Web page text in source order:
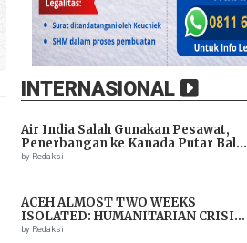
INTERNASIONAL
Air India Salah Gunakan Pesawat,
Penerbangan ke Kanada Putar Balik
Setelah 9 Jam di Udara
by Redaksi
ACEH ALMOST TWO WEEKS
ISOLATED: HUMANITARIAN CRISIS
THREATENS LIVES, IMMEDIATE
by Redaksi